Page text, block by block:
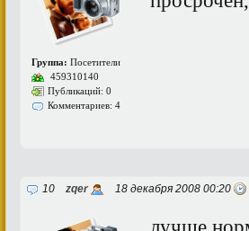
Группа: Посетители
459310140
Публикаций: 0
Комментариев: 4
10 zqer 18 декабря 2008 00:20
лучше